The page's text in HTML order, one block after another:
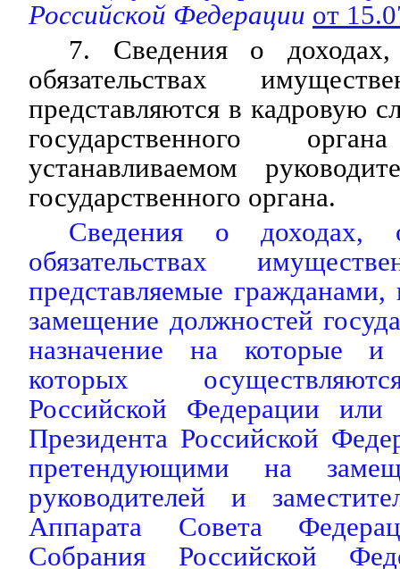
Российской Федерации от
7. Сведения о
обязательствах
представляются в кадровую
государственного
устанавливаемом
государственного органа.
Сведения о
обязательствах
представляемые
замещение должностей
назначение на которые и
которых
Российской Федерации или
Президента Российской
претендующими на
руководителей и
Аппарата Совета
Собрания Российской